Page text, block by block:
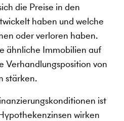
die Preise in den
haben und welche
oder verloren haben.
ähnliche Immobilien auf
Verhandlungsposition von
stärken.
ist
wirken